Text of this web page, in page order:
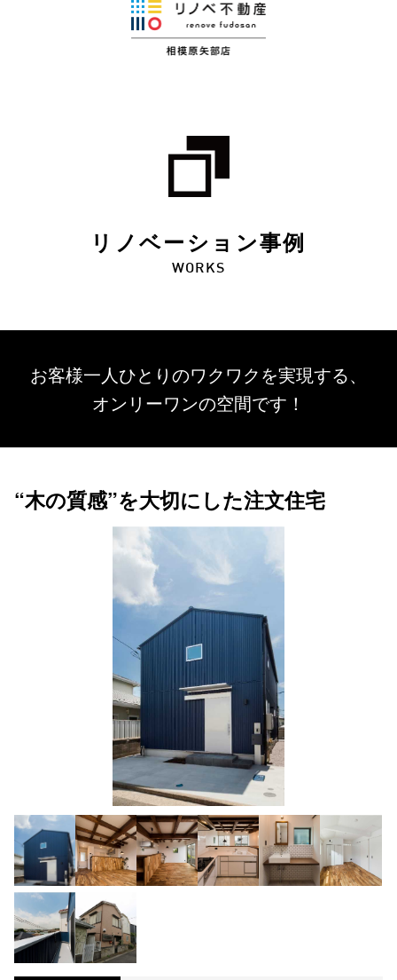
リノベーション事例
WORKS
お客様一人ひとりのワクワクを実現する、
オンリーワンの空間です！
“木の質感”を大切にした注文住宅